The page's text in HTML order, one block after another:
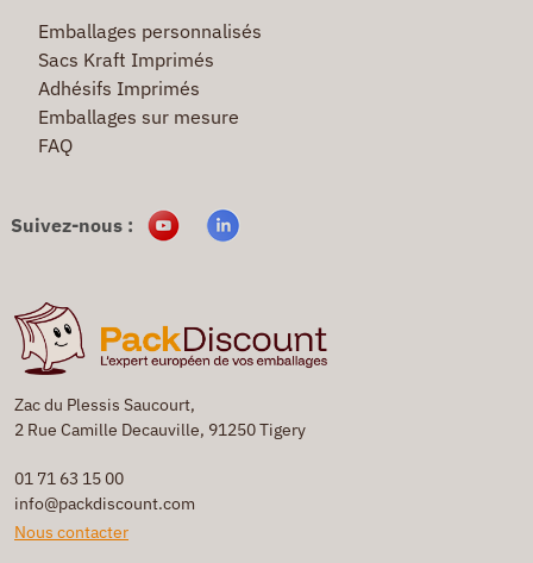
Zac du Plessis Saucourt,
2 Rue Camille Decauville, 91250 Tigery
01 71 63 15 00
info@packdiscount.com
Nous contacter
Emballages personnalisés
Sacs Kraft Imprimés
Adhésifs Imprimés
Emballages sur mesure
FAQ
Suivez-nous :